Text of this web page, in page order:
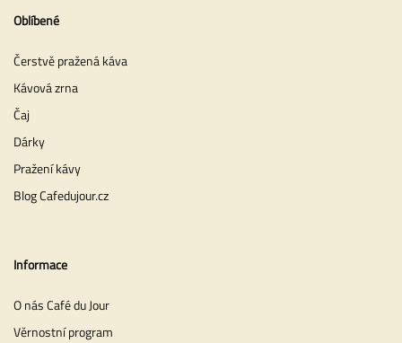
Oblíbené
Čerstvě pražená káva
Kávová zrna
Čaj
Dárky
Pražení kávy
Blog Cafedujour.cz
Informace
O nás Café du Jour
Věrnostní program